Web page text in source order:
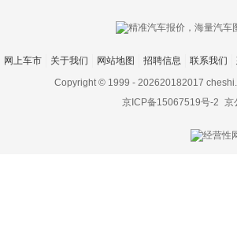
网上车市 关于我们 网站地图 招聘信息 联系我们
Copyright © 1999 - 202620182017
京ICP备15067519号-2 京